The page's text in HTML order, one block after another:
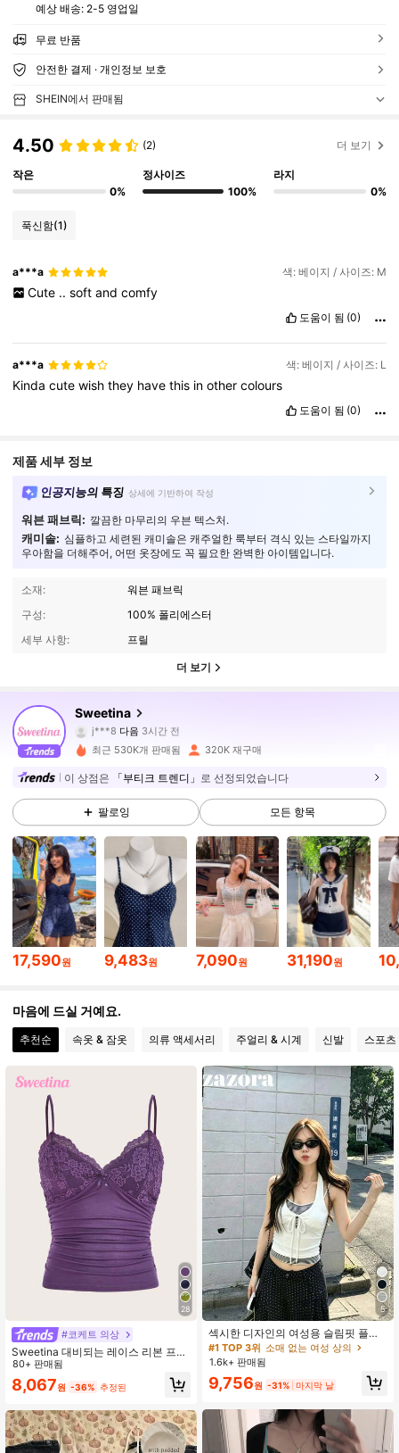
예상 배송: 2-5 영업일
무료 반품
안전한 결제 · 개인정보 보호
SHEIN에서 판매됨
4.50 (2) 더 보기
작은
0%
정사이즈
100%
라지
0%
푹신함(1)
a***a 색: 베이지 / 사이즈: M
Cute .. soft and comfy
도움이 됨 (0)
a***a 색: 베이지 / 사이즈: L
Kindacutewishthey havethis inothercolours
도움이 됨 (0)
제품 세부 정보
인공지능의 특징 상세에 기반하여 작성
워븐 패브릭: 깔끔한 마무리의 우븐 텍스처.
캐미솔: 심플하고 세련된 캐미솔은 캐주얼한 룩부터 격식 있는 스타일까지
우아함을 더해주어, 어떤 옷장에도 꼭 필요한 완벽한 아이템입니다.
소재:
워븐 패브릭
구성:
100% 폴리에스터
세부 사항:
프릴
더 보기
Sweetina
j***8다음3시간 전
m***1가 탐색 중입니다
4.91
489K 팔로워
4.91 489K 팔로워
4.91 489K 팔로워
4.91 489K 팔로워
4.91 489K 팔로워
489K 팔로워
4.91 489K 팔로워
4.91 489K 팔로워
489K 팔로워
최근 530K개 판매됨 320K 재구매
이 상점은 「부티크 트렌디」 로 선정되었습니다
팔로잉 모든 항목
17,590원 9,483원 7,090원 31,190원
마음에 드실 거예요.
추천순 속옷 & 잠옷 의류 액세서리 주얼리 & 시계 신발 스포
28
#코케트 의상
Sweetina 대비되는 레이스 리본 프론
트 Y2K 캐미솔 탑
80+ 판매됨
8,067원 -36% 추정된
5
섹시한 디자인의 여성용 슬림핏 플래
터링 스트라이프 패치워크 크롭 2-in-
1 캐미솔 탱크탑 여름 의류, 에스테틱
화이트
#1 TOP 3위 소매 없는 여성 상의
1.6k+ 판매됨
9,756원 -31% 마지막 날